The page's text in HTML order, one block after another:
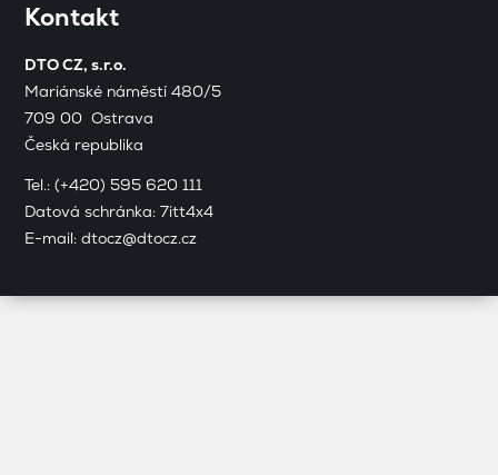
Kontakt
DTO CZ, s.r.o.
Mariánské náměstí 480/5
709 00 Ostrava
Česká republika
Tel.:(+420) 595 620 111
Datová schránka: 7itt4x4
E-mail:dtocz@dtocz.cz